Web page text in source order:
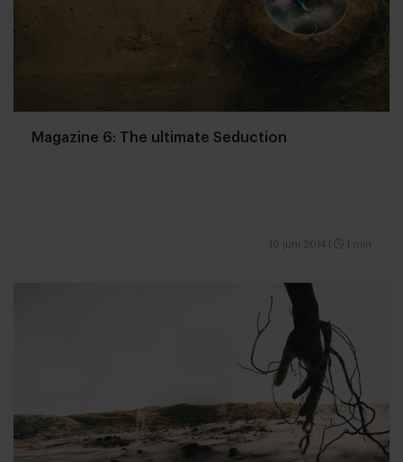
Magazine 6: The ultimate Seduction
10 juni 2014 1 min